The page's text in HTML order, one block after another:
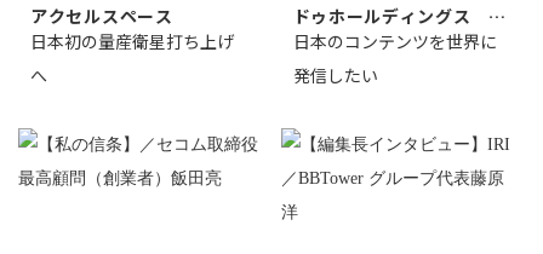
アクセルスペース
日本初の量産衛星打ち上げ
へ
ドゥホールディングス 代
表取締役社長...
日本のコンテンツを世界に
発信したい